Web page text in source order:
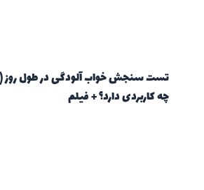
چه کاربردی دارد؟ + فیلم